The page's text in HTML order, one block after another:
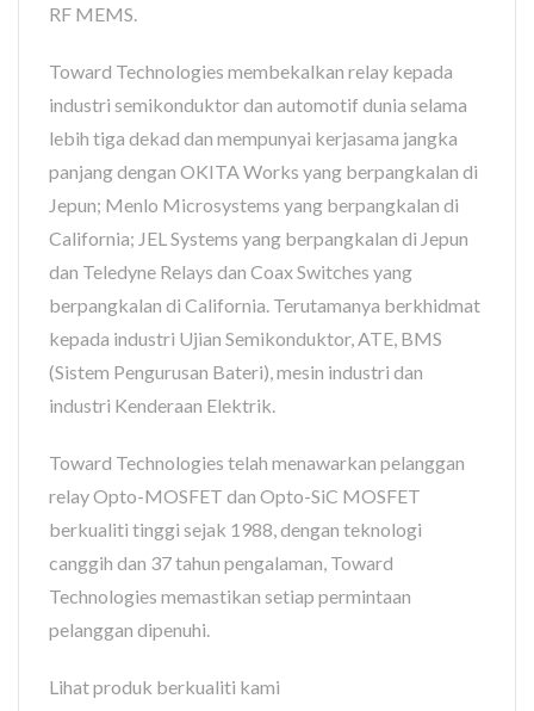
RF MEMS.
Toward Technologies membekalkan relay kepada
industri semikonduktor dan automotif dunia selama
lebih tiga dekad dan mempunyai kerjasama jangka
panjang dengan OKITA Works yang berpangkalan di
Jepun; Menlo Microsystems yang berpangkalan di
California; JEL Systems yang berpangkalan di Jepun
dan Teledyne Relays dan Coax Switches yang
berpangkalan di California. Terutamanya berkhidmat
kepada industri Ujian Semikonduktor, ATE, BMS
(Sistem Pengurusan Bateri), mesin industri dan
industri Kenderaan Elektrik.
Toward Technologies telah menawarkan pelanggan
relay Opto-MOSFET dan Opto-SiC MOSFET
berkualiti tinggi sejak 1988, dengan teknologi
canggih dan 37 tahun pengalaman, Toward
Technologies memastikan setiap permintaan
pelanggan dipenuhi.
Lihat produk berkualiti kami